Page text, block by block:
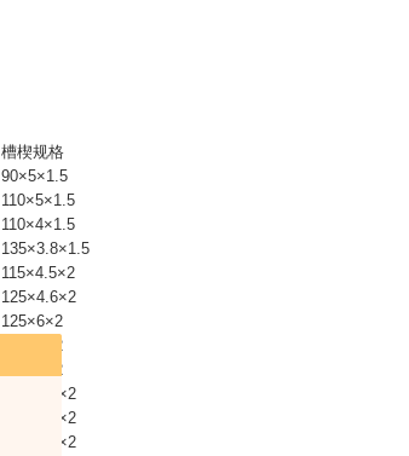
槽楔规格
90×5×1.5
110×5×1.5
110×4×1.5
135×3.8×1.5
115×4.5×2
125×4.6×2
125×6×2
155×6×2
195×6×2
160×6.6×2
210×6.9×2
215×5.1×2